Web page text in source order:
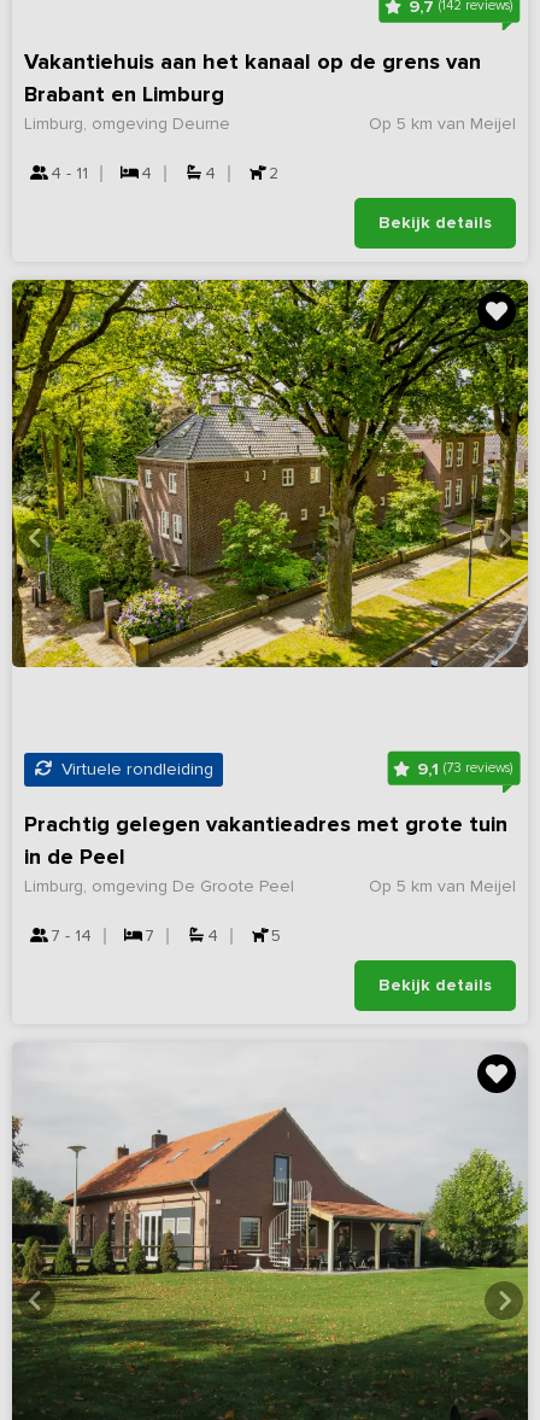
9,7 (142 reviews)
Vakantiehuis aan het kanaal op de grens van
Brabant en Limburg
Op 5 km van Meijel
Limburg, omgeving Deurne
4 - 11 4 4 2
Bekijk details
Virtuele rondleiding 9,1(73 reviews)
Prachtig gelegen vakantieadres met grote tuin
in de Peel
Op 5 km van Meijel
Limburg, omgeving De Groote Peel
7 - 14 7 4 5
Bekijk details